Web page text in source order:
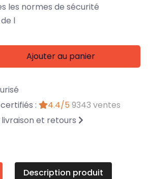
les normes de sécurité
l
Ajouter au panier
:
4.4/5 9343 ventes
et retours
Description produit